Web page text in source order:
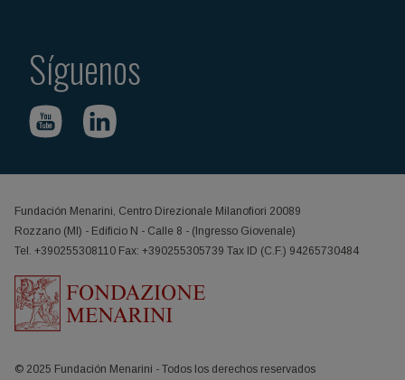
Síguenos
Fundación Menarini, Centro Direzionale Milanofiori 20089
Rozzano (MI) - Edificio N - Calle 8 - (Ingresso Giovenale)
Tel. +390255308110 Fax: +390255305739 Tax ID (C.F.) 94265730484
© 2025 Fundación Menarini - Todos los derechos reservados